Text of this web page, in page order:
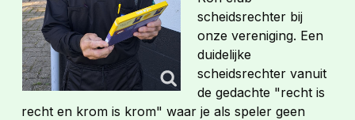
scheidsrechter bij
onze vereniging. Een
duidelijke
scheidsrechter vanuit
de gedachte "recht is
recht en krom is krom" waar je als speler geen